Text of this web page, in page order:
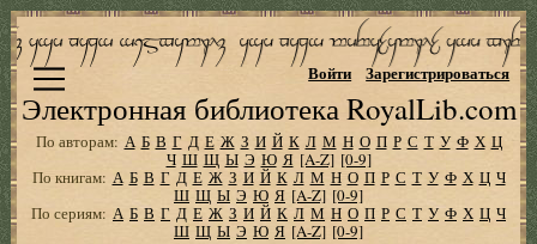
Электронная библиотека RoyalLib.com
Войти Зарегистрироваться
По авторам: А Б В Г Д Е Ж З И Й К Л М Н О П Р С Т У Ф Х Ц
Ч Ш Щ Ы Э Ю Я [A-Z] [0-9]
По книгам: А Б В Г Д Е Ж З И Й К Л М Н О П Р С Т У Ф Х Ц Ч
Ш Щ Ы Э Ю Я [A-Z] [0-9]
По сериям: А Б В Г Д Е Ж З И Й К Л М Н О П Р С Т У Ф Х Ц Ч
Ш Щ Ы Э Ю Я [A-Z] [0-9]